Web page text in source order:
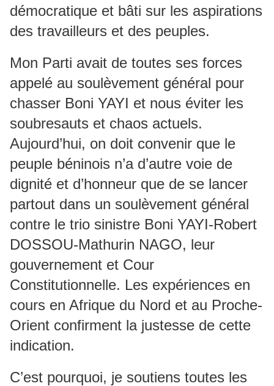
démocratique et bâti sur les aspirations
des travailleurs et des peuples.
Mon Parti avait de toutes ses forces
appelé au soulèvement général pour
chasser Boni YAYI et nous éviter les
soubresauts et chaos actuels.
Aujourd’hui, on doit convenir que le
peuple béninois n’a d’autre voie de
dignité et d’honneur que de se lancer
partout dans un soulèvement général
contre le trio sinistre Boni YAYI-Robert
DOSSOU-Mathurin NAGO, leur
gouvernement et Cour
Constitutionnelle. Les expériences en
cours en Afrique du Nord et au Proche-
Orient confirment la justesse de cette
indication.
C’est pourquoi, je soutiens toutes les